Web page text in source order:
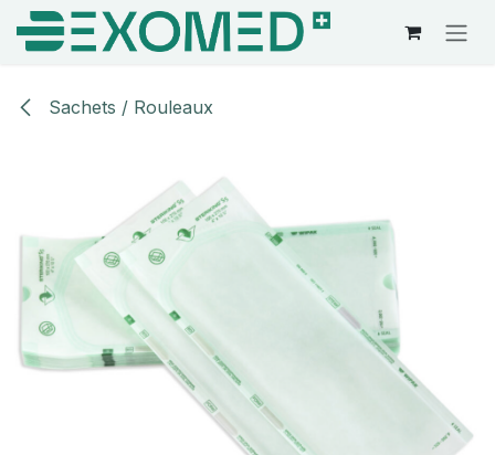
Se rendre au contenu
Sachets / Rouleaux